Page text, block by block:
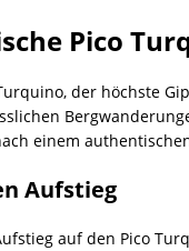
Pico
der höchste
einem
Aufstieg
auf den Pico